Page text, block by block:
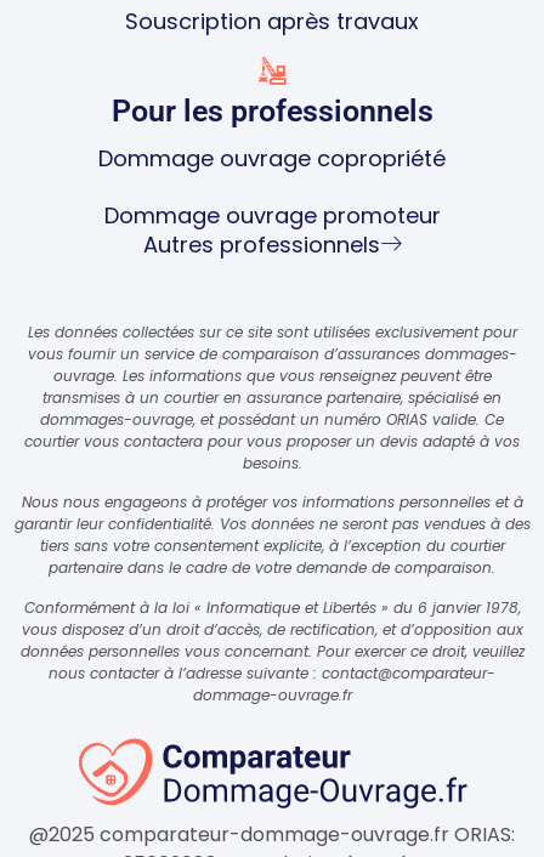
Souscription après travaux
Pour les professionnels
Dommage ouvrage copropriété
Dommage ouvrage promoteur
Autres professionnels
Les données collectées sur ce site sont utilisées exclusivement pour
vous fournir un service de comparaison d’assurances dommages-
ouvrage. Les informations que vous renseignez peuvent être
transmises à un courtier en assurance partenaire, spécialisé en
dommages-ouvrage, et possédant un numéro ORIAS valide. Ce
courtier vous contactera pour vous proposer un devis adapté à vos
besoins.
Nous nous engageons à protéger vos informations personnelles et à
garantir leur confidentialité. Vos données ne seront pas vendues à des
tiers sans votre consentement explicite, à l’exception du courtier
partenaire dans le cadre de votre demande de comparaison.
Conformément à la loi « Informatique et Libertés » du 6 janvier 1978,
vous disposez d’un droit d’accès, de rectification, et d’opposition aux
données personnelles vous concernant. Pour exercer ce droit, veuillez
nous contacter à l’adresse suivante : contact@comparateur-
dommage-ouvrage.fr
@2025 comparateur-dommage-ouvrage.fr ORIAS: